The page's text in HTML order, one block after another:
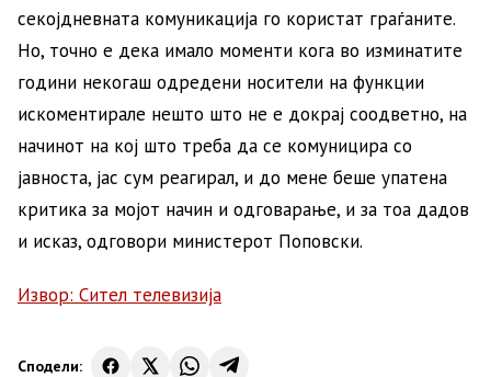
секојдневната комуникација го користат граѓаните.
Но, точно е дека имало моменти кога во изминатите
години некогаш одредени носители на функции
искоментирале нешто што не е докрај соодветно, на
начинот на кој што треба да се комуницира со
јавноста, јас сум реагирал, и до мене беше упатена
критика за мојот начин и одговарање, и за тоа дадов
и исказ, одговори министерот Поповски.
Извор: Сител телевизија
Сподели: